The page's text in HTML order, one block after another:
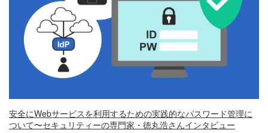
安全にWebサービスを利用するための実践的なパスワード管理に
ついて〜セキュリティーの専門家・徳丸浩さんインタビュー